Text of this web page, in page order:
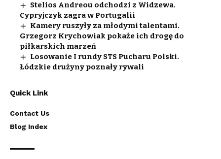
Stelios Andreou odchodzi z Widzewa.
Cypryjczyk zagra w Portugalii
Kamery ruszyły za młodymi talentami.
Grzegorz Krychowiak pokaże ich drogę do
piłkarskich marzeń
Losowanie I rundy STS Pucharu Polski.
Łódzkie drużyny poznały rywali
Quick Link
Contact Us
Blog Index